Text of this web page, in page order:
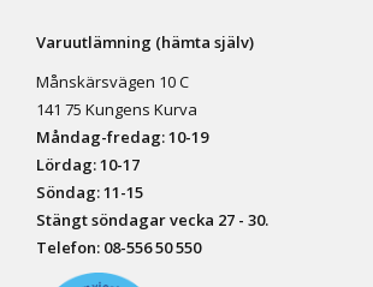
Varuutlämning (hämta själv)
Månskärsvägen 10 C
141 75 Kungens Kurva
Måndag-fredag: 10-19
Lördag: 10-17
Söndag: 11-15
Stängt söndagar vecka 27 - 30.
Telefon: 08-556 50 550